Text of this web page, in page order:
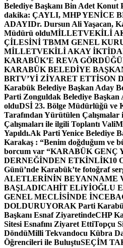
Belediye Başkanı Bin Adet Konut
dakika: ÇAYLI, MHP YENİCE
ADAYIDr. Dursun Ali Yaşacan,
Müdürü olduMİLLETVEKİLİ
ÇİLESİNİ TBMM GENEL
MİLLETVEKİLİ AKAY
KARABÜK’E REVA
KARABÜK BELEDİYE
BRTV’Yİ ZİYARET ETTİSON
Karabük Belediye Başkan Aday
Parti Zonguldak Belediye Başkan
olduDSİ 23. Bölge Müdürlüğü ve
Tarafından Yürütülen Çalışmalar
Çalışmaları ile ilgili Toplantı
Yapıldı.Ak Parti Yenice Belediye
Karakaş : “Benim doğduğum ve
borcum var “KARABÜK GENÇ
DERNEĞİNDEN ETKİNLİK10
Günü’nde Karabük’te fotoğraf
ALETLERİNİN BEYANNAME
BAŞLADICAHİT ELiYİOĞLU
GENEL MECLİSİNDE
DOLDURUYORAK Parti
Başkanı Esnaf ZiyaretindeCHP
Sitesi Esnafını Ziyaret EttiTopçu
DöndüMilli Tekvandocu Kübra
Öğrencileri ile BuluştuSEÇİM